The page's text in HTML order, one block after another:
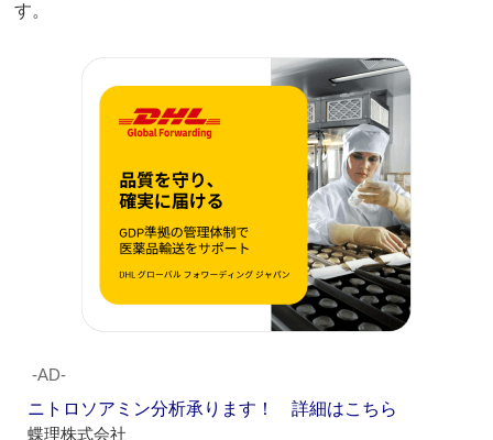
す。
‐AD‐
ニトロソアミン分析承ります！ 詳細はこちら
蝶理株式会社